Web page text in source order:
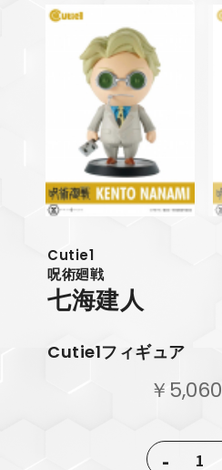
Cutie1
呪術廻戦
七海建人
Cutie1フィギュア
￥5,060
-